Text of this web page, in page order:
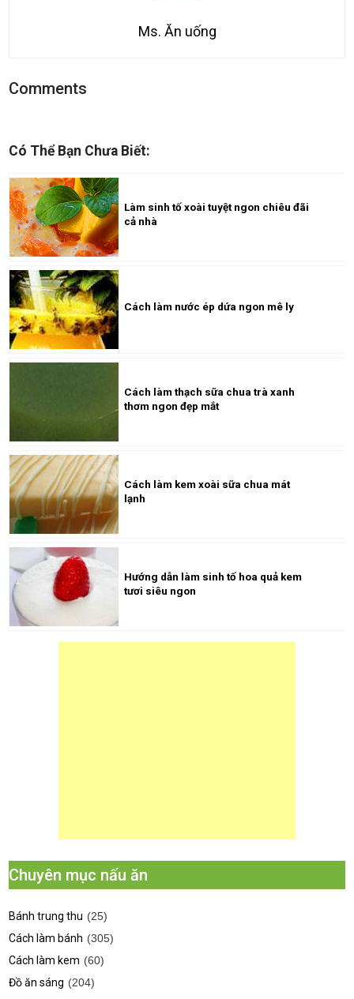
Ms. Ăn uống
Comments
Có Thể Bạn Chưa Biết:
Làm sinh tố xoài tuyệt ngon chiêu đãi
cả nhà
Cách làm nước ép dứa ngon mê ly
Cách làm thạch sữa chua trà xanh
thơm ngon đẹp mắt
Cách làm kem xoài sữa chua mát
lạnh
Hướng dẫn làm sinh tố hoa quả kem
tươi siêu ngon
Chuyên mục nấu ăn
Bánh trung thu (25)
Cách làm bánh (305)
Cách làm kem (60)
Đồ ăn sáng (204)